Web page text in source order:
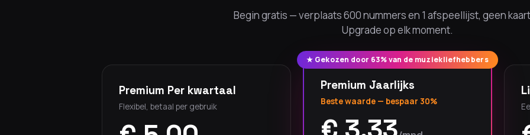
Begin gratis — verplaats 600 nummers en 1 afspeellijst, geen
Upgrade op elk moment.
Premium Per kwartaal
Flexibel, betaal per gebruik
★ Gekozen door 63% van de muziekliefhebbers
Premium Jaarlijks
Beste waarde — bespaar 30%